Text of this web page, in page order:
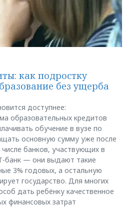
как подростку
без ущерба
доступнее:
образовательных кредитов
обучение в вузе по
основную сумму уже после
банков, участвующих в
банк — они выдают такие
3% годовых, а остальную
государство. Для многих
дать ребёнку качественное
финансовых затрат